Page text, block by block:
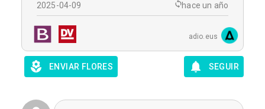
2025-04-09 hace un año
adio.eus
ENVIAR FLORES SEGUIR